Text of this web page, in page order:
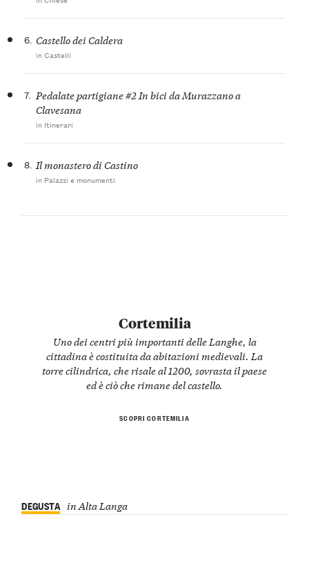
Cortemilia
Uno dei centri più importanti delle Langhe, la
cittadina è costituita da abitazioni medievali. La
torre cilindrica, che risale al 1200, sovrasta il paese
ed è ciò che rimane del castello.
SCOPRI CORTEMILIA
6. Castello dei Caldera
in Castelli
7. Pedalate partigiane #2 In bici da Murazzano a
Clavesana
in Itinerari
8. Il monastero di Castino
in Palazzi e monumenti
DEGUSTA in Alta Langa